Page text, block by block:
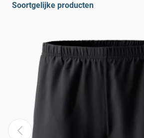
Soortgelijke producten